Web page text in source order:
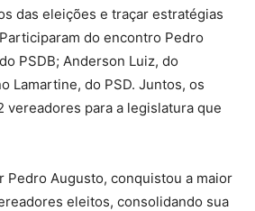
das eleições e traçar estratégias
do encontro Pedro
PSDB; Anderson Luiz, do
Lamartine, do PSD. Juntos, os
vereadores para a legislatura que
Pedro Augusto, conquistou a maior
eleitos, consolidando sua